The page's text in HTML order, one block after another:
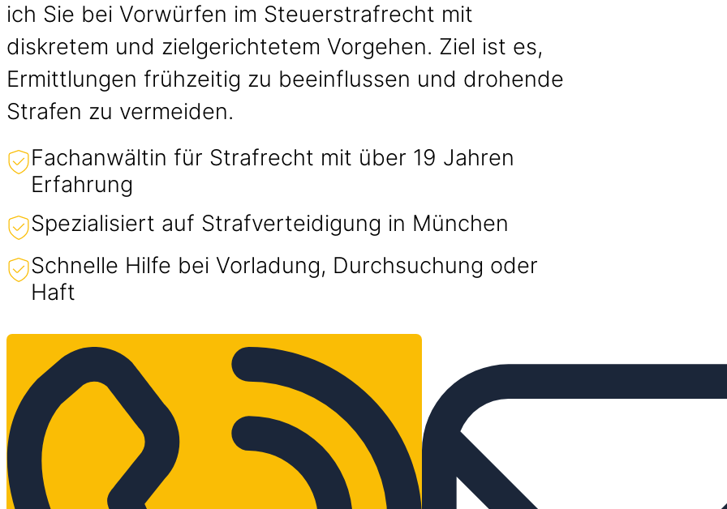
ich Sie bei Vorwürfen im Steuerstrafrecht mit
diskretem und zielgerichtetem Vorgehen. Ziel ist es,
Ermittlungen frühzeitig zu beeinflussen und drohende
Strafen zu vermeiden.
Fachanwältin für Strafrecht mit über 19 Jahren
Erfahrung
Spezialisiert auf Strafverteidigung in München
Schnelle Hilfe bei Vorladung, Durchsuchung oder
Haft